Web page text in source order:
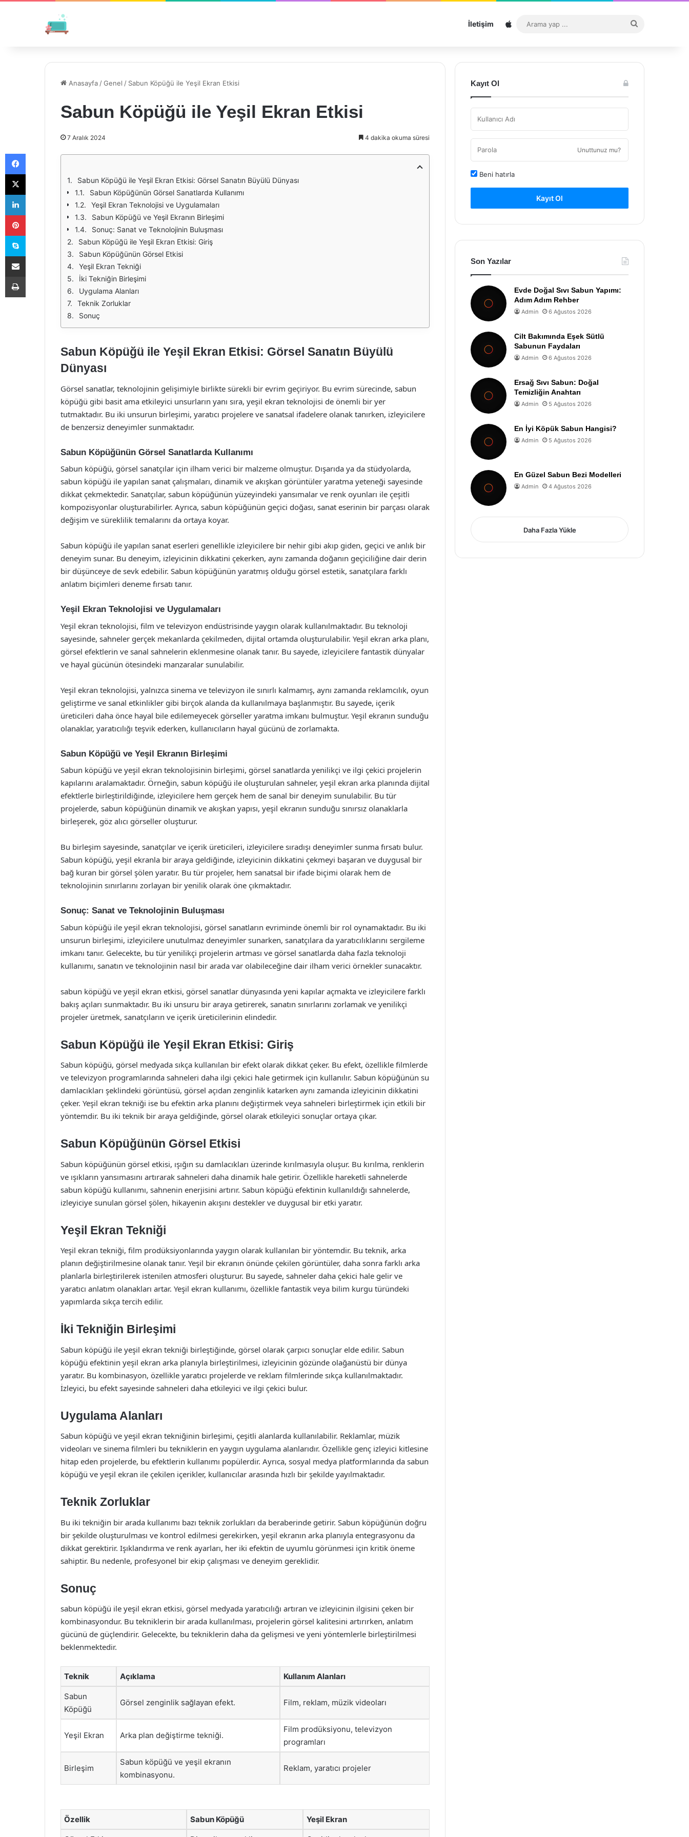
İletişim Sitemap
...
Anasayfa /Genel / Sabun Köpüğü ile Yeşil Ekran Etkisi
Sabun Köpüğü ile Yeşil Ekran Etkisi
7 Aralık 2024 4 dakika okuma süresi
Sabun Köpüğü ile Yeşil Ekran Etkisi: Görsel Sanatın Büyülü Dünyası
Sabun Köpüğünün Görsel Sanatlarda Kullanımı
Yeşil Ekran Teknolojisi ve Uygulamaları
Sabun Köpüğü ve Yeşil Ekranın Birleşimi
Sonuç: Sanat ve Teknolojinin Buluşması
Sabun Köpüğü ile Yeşil Ekran Etkisi: Giriş
Sabun Köpüğünün Görsel Etkisi
Yeşil Ekran Tekniği
İki Tekniğin Birleşimi
Uygulama Alanları
Teknik Zorluklar
Sonuç
Sabun Köpüğü ile Yeşil Ekran Etkisi: Görsel Sanatın Büyülü
Dünyası
Görsel sanatlar, teknolojinin gelişimiyle birlikte sürekli bir evrim geçiriyor. Bu evrim sürecinde, sabun
köpüğü gibi basit ama etkileyici unsurların yanı sıra, yeşil ekran teknolojisi de önemli bir yer
tutmaktadır. Bu iki unsurun birleşimi, yaratıcı projelere ve sanatsal ifadelere olanak tanırken, izleyicilere
de benzersiz deneyimler sunmaktadır.
Sabun Köpüğünün Görsel Sanatlarda Kullanımı
Sabun köpüğü, görsel sanatçılar için ilham verici bir malzeme olmuştur. Dışarıda ya da stüdyolarda,
sabun köpüğü ile yapılan sanat çalışmaları, dinamik ve akışkan görüntüler yaratma yeteneği sayesinde
dikkat çekmektedir. Sanatçılar, sabun köpüğünün yüzeyindeki yansımalar ve renk oyunları ile çeşitli
kompozisyonlar oluşturabilirler. Ayrıca, sabun köpüğünün geçici doğası, sanat eserinin bir parçası olarak
değişim ve süreklilik temalarını da ortaya koyar.
Sabun köpüğü ile yapılan sanat eserleri genellikle izleyicilere bir nehir gibi akıp giden, geçici ve anlık bir
deneyim sunar. Bu deneyim, izleyicinin dikkatini çekerken, aynı zamanda doğanın geçiciliğine dair derin
bir düşünceye de sevk edebilir. Sabun köpüğünün yaratmış olduğu görsel estetik, sanatçılara farklı
anlatım biçimleri deneme fırsatı tanır.
Yeşil Ekran Teknolojisi ve Uygulamaları
Yeşil ekran teknolojisi, film ve televizyon endüstrisinde yaygın olarak kullanılmaktadır. Bu teknoloji
sayesinde, sahneler gerçek mekanlarda çekilmeden, dijital ortamda oluşturulabilir. Yeşil ekran arka planı,
görsel efektlerin ve sanal sahnelerin eklenmesine olanak tanır. Bu sayede, izleyicilere fantastik dünyalar
ve hayal gücünün ötesindeki manzaralar sunulabilir.
Yeşil ekran teknolojisi, yalnızca sinema ve televizyon ile sınırlı kalmamış, aynı zamanda reklamcılık, oyun
geliştirme ve sanal etkinlikler gibi birçok alanda da kullanılmaya başlanmıştır. Bu sayede, içerik
üreticileri daha önce hayal bile edilemeyecek görseller yaratma imkanı bulmuştur. Yeşil ekranın sunduğu
olanaklar, yaratıcılığı teşvik ederken, kullanıcıların hayal gücünü de zorlamakta.
Sabun Köpüğü ve Yeşil Ekranın Birleşimi
Sabun köpüğü ve yeşil ekran teknolojisinin birleşimi, görsel sanatlarda yenilikçi ve ilgi çekici projelerin
kapılarını aralamaktadır. Örneğin, sabun köpüğü ile oluşturulan sahneler, yeşil ekran arka planında dijital
efektlerle birleştirildiğinde, izleyicilere hem gerçek hem de sanal bir deneyim sunulabilir. Bu tür
projelerde, sabun köpüğünün dinamik ve akışkan yapısı, yeşil ekranın sunduğu sınırsız olanaklarla
birleşerek, göz alıcı görseller oluşturur.
Bu birleşim sayesinde, sanatçılar ve içerik üreticileri, izleyicilere sıradışı deneyimler sunma fırsatı bulur.
Sabun köpüğü, yeşil ekranla bir araya geldiğinde, izleyicinin dikkatini çekmeyi başaran ve duygusal bir
bağ kuran bir görsel şölen yaratır. Bu tür projeler, hem sanatsal bir ifade biçimi olarak hem de
teknolojinin sınırlarını zorlayan bir yenilik olarak öne çıkmaktadır.
Sonuç: Sanat ve Teknolojinin Buluşması
Sabun köpüğü ile yeşil ekran teknolojisi, görsel sanatların evriminde önemli bir rol oynamaktadır. Bu iki
unsurun birleşimi, izleyicilere unutulmaz deneyimler sunarken, sanatçılara da yaratıcılıklarını sergileme
imkanı tanır. Gelecekte, bu tür yenilikçi projelerin artması ve görsel sanatlarda daha fazla teknoloji
kullanımı, sanatın ve teknolojinin nasıl bir arada var olabileceğine dair ilham verici örnekler sunacaktır.
sabun köpüğü ve yeşil ekran etkisi, görsel sanatlar dünyasında yeni kapılar açmakta ve izleyicilere farklı
bakış açıları sunmaktadır. Bu iki unsuru bir araya getirerek, sanatın sınırlarını zorlamak ve yenilikçi
projeler üretmek, sanatçıların ve içerik üreticilerinin elindedir.
Sabun Köpüğü ile Yeşil Ekran Etkisi: Giriş
Sabun köpüğü, görsel medyada sıkça kullanılan bir efekt olarak dikkat çeker. Bu efekt, özellikle filmlerde
ve televizyon programlarında sahneleri daha ilgi çekici hale getirmek için kullanılır. Sabun köpüğünün su
damlacıkları şeklindeki görüntüsü, görsel açıdan zenginlik katarken aynı zamanda izleyicinin dikkatini
çeker. Yeşil ekran tekniği ise bu efektin arka planını değiştirmek veya sahneleri birleştirmek için etkili bir
yöntemdir. Bu iki teknik bir araya geldiğinde, görsel olarak etkileyici sonuçlar ortaya çıkar.
Sabun Köpüğünün Görsel Etkisi
Sabun köpüğünün görsel etkisi, ışığın su damlacıkları üzerinde kırılmasıyla oluşur. Bu kırılma, renklerin
ve ışıkların yansımasını artırarak sahneleri daha dinamik hale getirir. Özellikle hareketli sahnelerde
sabun köpüğü kullanımı, sahnenin enerjisini artırır. Sabun köpüğü efektinin kullanıldığı sahnelerde,
izleyiciye sunulan görsel şölen, hikayenin akışını destekler ve duygusal bir etki yaratır.
Yeşil Ekran Tekniği
Yeşil ekran tekniği, film prodüksiyonlarında yaygın olarak kullanılan bir yöntemdir. Bu teknik, arka
planın değiştirilmesine olanak tanır. Yeşil bir ekranın önünde çekilen görüntüler, daha sonra farklı arka
planlarla birleştirilerek istenilen atmosferi oluşturur. Bu sayede, sahneler daha çekici hale gelir ve
yaratıcı anlatım olanakları artar. Yeşil ekran kullanımı, özellikle fantastik veya bilim kurgu türündeki
yapımlarda sıkça tercih edilir.
İki Tekniğin Birleşimi
Sabun köpüğü ile yeşil ekran tekniği birleştiğinde, görsel olarak çarpıcı sonuçlar elde edilir. Sabun
köpüğü efektinin yeşil ekran arka planıyla birleştirilmesi, izleyicinin gözünde olağanüstü bir dünya
yaratır. Bu kombinasyon, özellikle yaratıcı projelerde ve reklam filmlerinde sıkça kullanılmaktadır.
İzleyici, bu efekt sayesinde sahneleri daha etkileyici ve ilgi çekici bulur.
Uygulama Alanları
Sabun köpüğü ve yeşil ekran tekniğinin birleşimi, çeşitli alanlarda kullanılabilir. Reklamlar, müzik
videoları ve sinema filmleri bu tekniklerin en yaygın uygulama alanlarıdır. Özellikle genç izleyici kitlesine
hitap eden projelerde, bu efektlerin kullanımı popülerdir. Ayrıca, sosyal medya platformlarında da sabun
köpüğü ve yeşil ekran ile çekilen içerikler, kullanıcılar arasında hızlı bir şekilde yayılmaktadır.
Teknik Zorluklar
Bu iki tekniğin bir arada kullanımı bazı teknik zorlukları da beraberinde getirir. Sabun köpüğünün doğru
bir şekilde oluşturulması ve kontrol edilmesi gerekirken, yeşil ekranın arka planıyla entegrasyonu da
dikkat gerektirir. Işıklandırma ve renk ayarları, her iki efektin de uyumlu görünmesi için kritik öneme
sahiptir. Bu nedenle, profesyonel bir ekip çalışması ve deneyim gereklidir.
Sonuç
sabun köpüğü ile yeşil ekran etkisi, görsel medyada yaratıcılığı artıran ve izleyicinin ilgisini çeken bir
kombinasyondur. Bu tekniklerin bir arada kullanılması, projelerin görsel kalitesini artırırken, anlatım
gücünü de güçlendirir. Gelecekte, bu tekniklerin daha da gelişmesi ve yeni yöntemlerle birleştirilmesi
beklenmektedir.
Teknik Açıklama Kullanım Alanları
Sabun
Köpüğü
Görsel zenginlik sağlayan efekt. Film, reklam, müzik videoları
Yeşil Ekran Arka plan değiştirme tekniği.
Film prodüksiyonu, televizyon
programları
Birleşim
Sabun köpüğü ve yeşil ekranın
kombinasyonu.
Reklam, yaratıcı projeler
Özellik Sabun Köpüğü Yeşil Ekran
Kayıt Ol
Unuttunuz mu?
Beni hatırla
Kayıt Ol
Son Yazılar
Evde Doğal Sıvı Sabun Yapımı:
Adım Adım Rehber
Admin 6 Ağustos 2026
Cilt Bakımında Eşek Sütlü
Sabunun Faydaları
Admin 6 Ağustos 2026
Ersağ Sıvı Sabun: Doğal
Temizliğin Anahtarı
Admin 5 Ağustos 2026
En İyi Köpük Sabun Hangisi?
Admin 5 Ağustos 2026
En Güzel Sabun Bezi Modelleri
Admin 4 Ağustos 2026
Daha Fazla Yükle
Facebook
X
LinkedIn
Pinterest
Skype
E-Posta ile paylaş